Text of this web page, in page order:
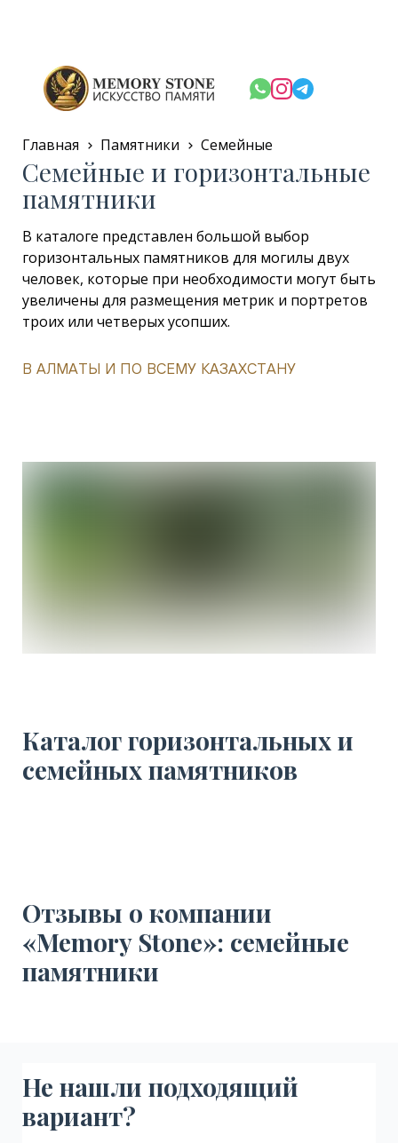
Главная Памятники Семейные
Семейные и горизонтальные
памятники
В каталоге представлен большой выбор
горизонтальных памятников для могилы двух
человек, которые при необходимости могут быть
увеличены для размещения метрик и портретов
троих или четверых усопших.
В АЛМАТЫ И ПО ВСЕМУ КАЗАХСТАНУ
Каталог горизонтальных и
семейных памятников
Отзывы о компании
«Memory Stone»: семейные
памятники
Не нашли подходящий
вариант?